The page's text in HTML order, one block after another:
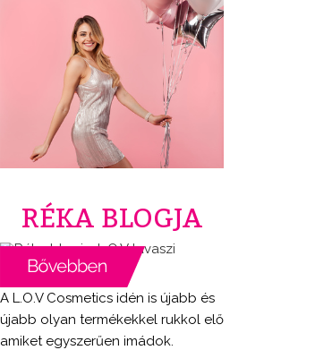
RÉKA BLOGJA
A L.O.V Cosmetics idén is újabb és
újabb olyan termékekkel rukkol elő
amiket egyszerűen imádok.